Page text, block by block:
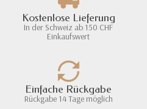
Kostenlose Lieferung
In der Schweiz ab 150 CHF
Einkaufswert
Einfache Rückgabe
Rückgabe 14 Tage möglich